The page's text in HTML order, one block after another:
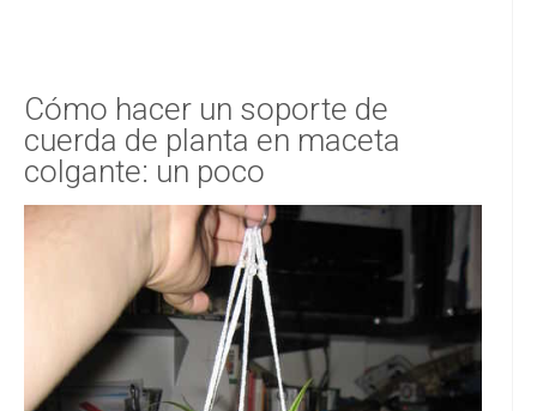
Cómo hacer un soporte de
cuerda de planta en maceta
colgante: un poco